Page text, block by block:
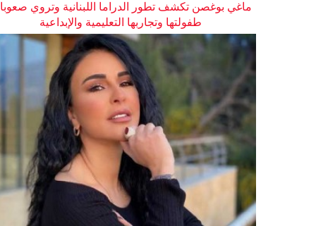
ماغي بوغصن تكشف تطور الدراما اللبنانية وتروي
طفولتها وتجاربها التعليمية والإبداعية